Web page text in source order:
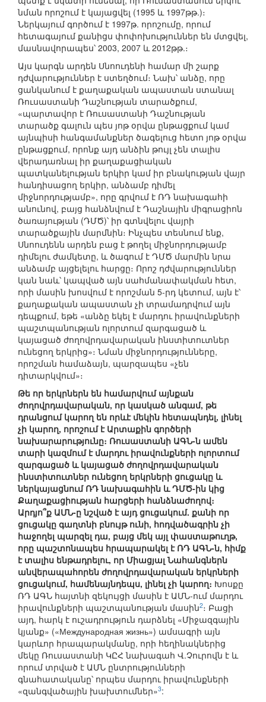
նման որոշում է կայացվել (1995 և 1997թթ.)։
Ներկայում գործում է 1997թ. որոշումը, որում
հետագայում քանիցս փոփոխություններ են մտցվել,
մասնավորապես՝ 2003, 2007 և 2012թթ.։
Այս կարգն արդեն Սնոուդենի համար մի շարք
դժվարություններ է ստեղծում։ Նախ՝ անձը, որը
ցանկանում է քաղաքական ապաստան ստանալ
Ռուսաստանի Դաշնության տարածքում,
«պարտավոր է Ռուսաստանի Դաշնության
տարածք գալուն պես յոթ օրվա ընթացքում կամ
այնպիսի հանգամանքներ ծագելուց հետո յոթ օրվա
ընթացքում, որոնք այդ անձին թույլ չեն տալիս
վերադառնալ իր քաղաքացիական
պատկանելության երկիր կամ իր բնակության վայր
հանդիսացող երկիր, անձամբ դիմել
միջնորդությամբ», որը գրվում է ՌԴ նախագահի
անունով, բայց հանձնվում է Դաշնային միգրացիոն
ծառայության (ԴՄԾ)՝ իր գտնվելու վայրի
տարածքային մարմնին։ Ինչպես տեսնում ենք,
Սնոուդենն արդեն բաց է թողել միջնորդությամբ
դիմելու ժամկետը, և ծագում է ԴՄԾ մարմին նրա
անձամբ այցելելու հարցը։ Որոշ դժվարություններ
կան նաև՝ կապված այն սահմանափակման հետ,
որի մասին խոսվում է որոշման 5-րդ կետում, այն է՝
քաղաքական ապաստան չի տրամադրվում այն
դեպքում, եթե «անձը եկել է մարդու իրավունքների
պաշտպանության ոլորտում զարգացած և
կայացած ժողովրդավարական ինստիտուտներ
ունեցող երկրից»։ Նման միջնորդությունները,
որոշման համաձայն, պարզապես «չեն
դիտարկվում»։
Թե որ երկրներն են համարվում այնքան
ժողովրդավարական, որ կասկած անգամ, թե
դրանցում կարող են որևէ մեկին հետապնդել, լինել
չի կարող, որոշում է Արտաքին գործերի
նախարարությունը։ Ռուսաստանի ԱԳՆ-ն ամեն
տարի կազմում է մարդու իրավունքների ոլորտում
զարգացած և կայացած ժողովրդավարական
ինստիտուտներ ունեցող երկրների ցուցակը և
ներկայացնում ՌԴ նախագահին և ԴՄԾ-ին կից
Քաղաքացիության հարցերի հանձնաժողով։
Արդյո՞ք ԱՄՆ-ը նշված է այդ ցուցակում. քանի որ
ցուցակը գաղտնի բնույթ ունի, հոդվածագրին չի
հաջողել պարզել դա, բայց մեկ այլ փաստաթուղթ,
որը պաշտոնապես հրապարակել է ՌԴ ԱԳՆ-ն, հիմք
է տալիս ենթադրելու, որ Միացյալ Նահանգներն
անվերապահորեն ժողովրդավարական երկրների
ցուցակում, համենայնդեպս, լինել չի կարող։ Խոսքը
ՌԴ ԱԳՆ հայտնի զեկույցի մասին է ԱՄՆ-ում մարդու
իրավունքների պաշտպանության մասին2։ Բացի
այդ, հարկ է ուշադրություն դարձնել «Միջազգային
կյանք» («Международная жизнь») ամսագրի այն
կարևոր հրապարակմանը, որի հեղինակներից
մեկը Ռուսաստանի ԿԸՀ նախագահ Վ.Չուրովն է և
որում տրված է ԱՄՆ ընտրությունների
գնահատականը՝ որպես մարդու իրավունքների
«զանգվածային խախտումներ»3: